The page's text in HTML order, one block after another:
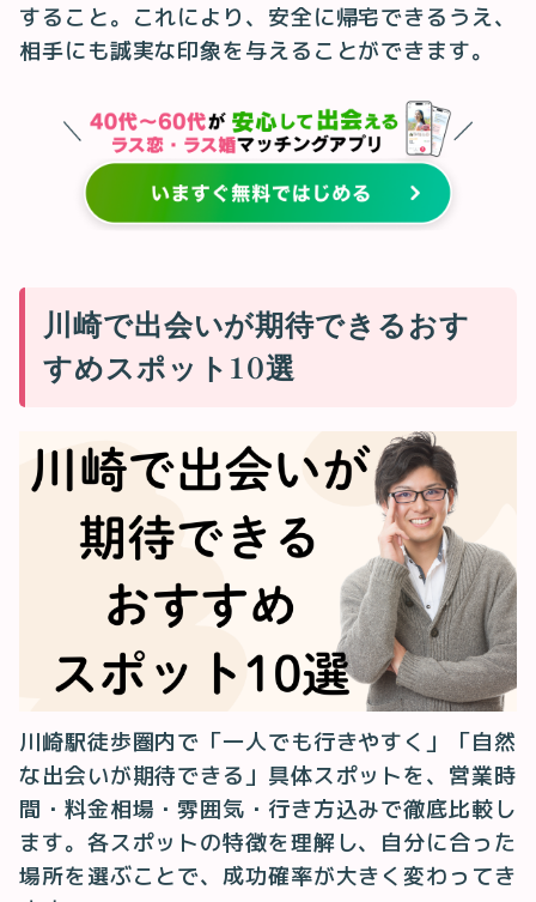
すること。これにより、安全に帰宅できるうえ、
相手にも誠実な印象を与えることができます。
川崎で出会いが期待できるおす
すめスポット10選
川崎駅徒歩圏内で「一人でも行きやすく」「自然
な出会いが期待できる」具体スポットを、営業時
間・料金相場・雰囲気・行き方込みで徹底比較し
ます。各スポットの特徴を理解し、自分に合った
場所を選ぶことで、成功確率が大きく変わってき